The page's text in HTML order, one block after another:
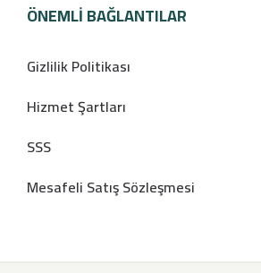
ÖNEMLI BAĞLANTILAR
Gizlilik Politikası
Hizmet Şartları
SSS
Mesafeli Satış Sözleşmesi